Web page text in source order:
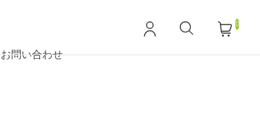
0
お問い合わせ